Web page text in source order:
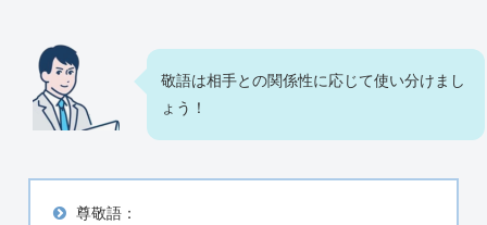
敬語は相手との関係性に応じて使い分けまし
ょう！
尊敬語：